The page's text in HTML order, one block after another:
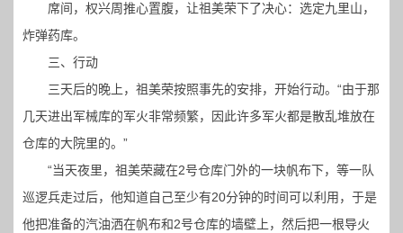
席间，权兴周推心置腹，让祖美荣下了决心：选定九里山，
炸弹药库。
三、行动
三天后的晚上，祖美荣按照事先的安排，开始行动。“由于那
几天进出军械库的军火非常频繁，因此许多军火都是散乱堆放在
仓库的大院里的。”
“当天夜里，祖美荣藏在2号仓库门外的一块帆布下，等一队
巡逻兵走过后，他知道自己至少有20分钟的时间可以利用，于是
他把准备的汽油洒在帆布和2号仓库的墙壁上，然后把一根导火